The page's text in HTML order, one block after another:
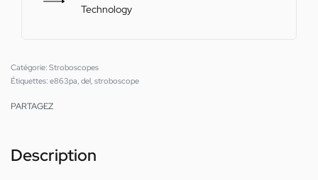
Technology
Catégorie: Stroboscopes
Étiquettes: e863pa, del, stroboscope
PARTAGEZ
Description